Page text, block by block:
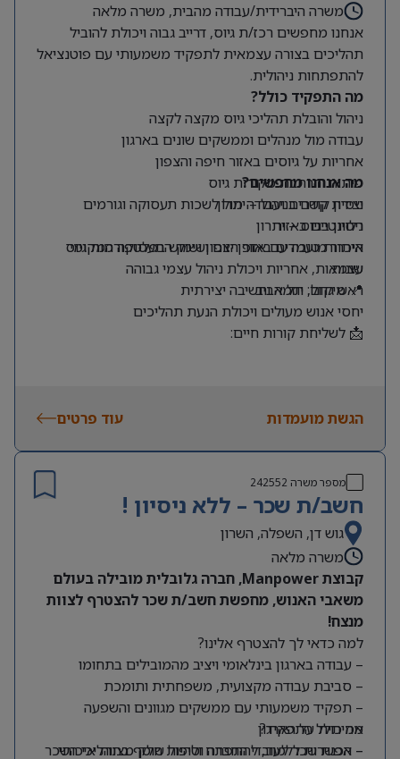
משרה היברידית/עבודה מהבית, משרה מלאה
אנחנו מחפשים רכז/ת גיוס, דרייב גבוה ויכולת להוביל
תהליכים בצורה עצמאית לתפקיד משמעותי עם פוטנציאל
להתפתחות ניהולית.
מה התפקיד כולל?
ניהול והובלת תהליכי גיוס מקצה לקצה
עבודה מול מנהלים וממשקים שונים בארגון
אחריות על גיוסים באזור חיפה והצפון
פיתוח והרחבת מקורות גיוס
יצירת קשרים ועבודה מול לשכות תעסוקה וגורמים
רלוונטיים באזור
איתור מועמדים באופן יזום ושימוש בפלטפורמות גיוס
שונות
מה אנחנו מחפשים?
ניסיון קודם בניהול – יתרון
ניסיון בגיוס – יתרון
היכרות טובה עם אזור הצפון ושוק התעסוקה המקומי
עצמאות, אחריות ויכולת ניהול עצמי גבוהה
ראש גדול, יוזמה וחשיבה יצירתית
יחסי אנוש מעולים ויכולת הנעת תהליכים
📍 מיקום: תל אביב
📩 לשליחת קורות חיים:
הגשת מועמדות עוד פרטים
מספר משרה 242552
חשב/ת שכר – ללא ניסיון !
גוש דן, השפלה, השרון
משרה מלאה
קבוצת Manpower, חברה גלובלית מובילה בעולם
משאבי האנוש, מחפשת חשב/ת שכר להצטרף לצוות
מנצח!
למה כדאי לך להצטרף אלינו?
– עבודה בארגון בינלאומי ויציב מהמובילים בתחומו
– סביבת עבודה מקצועית, משפחתית ותומכת
– תפקיד משמעותי עם ממשקים מגוונים והשפעה
אמיתית על הארגון
– אפשרות ללמוד, להתפתח ולהיות חלק מצוות איכותי
מה כולל התפקיד?
– הכנת שכר לעובדי החברה וטיפול שוטף בתהליכי השכר